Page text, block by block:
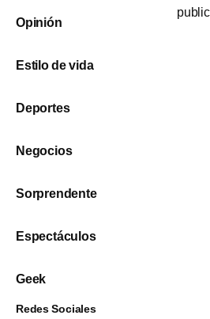
Opinión
Estilo de vida
Deportes
Negocios
Sorprendente
Espectáculos
Geek
Redes Sociales